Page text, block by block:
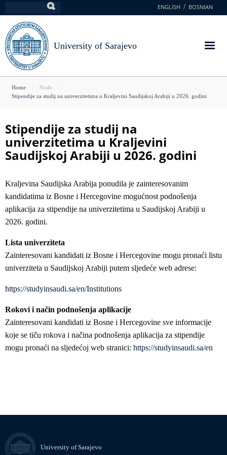
to
main
content
ENGLISH BOSNIAN
University of Sarajevo
You
Home
Node
Stipendije za studij na univerzitetima u Kraljevini Saudijskoj Arabiji u 2026. godini
Stipendije za studij na
univerzitetima u Kraljevini
Saudijskoj Arabiji u 2026. godini
Kraljevina Saudijska Arabija ponudila je zainteresovanim
kandidatima iz Bosne i Hercegovine mogućnost podnošenja
aplikacija za stipendije na univerzitetima u Saudijskoj Arabiji u
2026. godini.
Lista univerziteta
Zainteresovani kandidati iz Bosne i Hercegovine mogu pronaći listu
univerziteta u Saudijskoj Arabiji putem sljedeće web adrese:
https://studyinsaudi.sa/en/Institutions
Rokovi i način podnošenja aplikacije
Zainteresovani kandidati iz Bosne i Hercegovine sve informacije
koje se tiču rokova i načina podnošenja aplikacija za stipendije
mogu pronaći na sljedećoj web stranici: https://studyinsaudi.sa/en
University of Sarajevo